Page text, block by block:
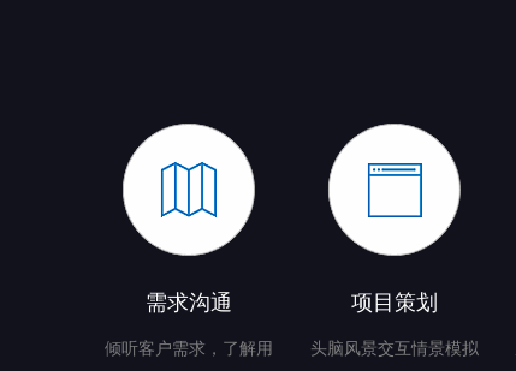
需求沟通
倾听客户需求，了解用
项目策划
头脑风景交互情景模拟